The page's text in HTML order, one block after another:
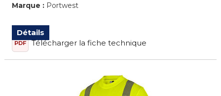
Marque : Portwest
Détails
PDF Télécharger la fiche technique